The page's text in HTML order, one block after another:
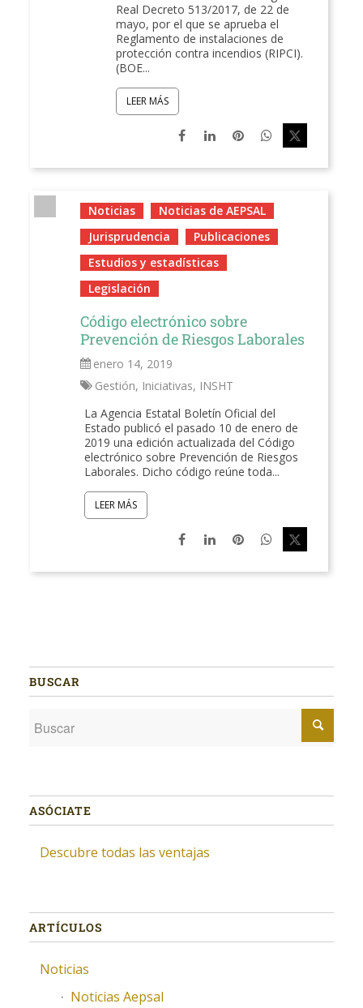
Real Decreto 513/2017, de 22 de
mayo, por el que se aprueba el
Reglamento de instalaciones de
protección contra incendios (RIPCI).
(BOE...
LEER MÁS
Noticias
Noticias de AEPSAL
Jurisprudencia
Publicaciones
Estudios y estadísticas
Legislación
Código electrónico sobre
Prevención de Riesgos Laborales
enero 14, 2019
Gestión, Iniciativas, INSHT
La Agencia Estatal Boletín Oficial del
Estado publicó el pasado 10 de enero de
2019 una edición actualizada del Código
electrónico sobre Prevención de Riesgos
Laborales. Dicho código reúne toda...
LEER MÁS
BUSCAR
ASÓCIATE
Descubre todas las ventajas
ARTÍCULOS
Noticias
Noticias Aepsal